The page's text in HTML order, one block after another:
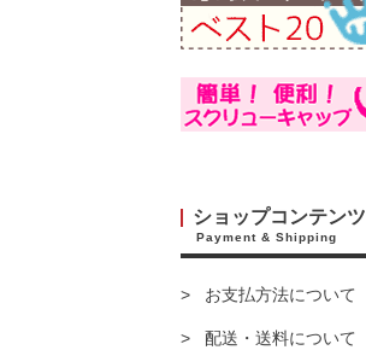
ショップコンテンツ
Payment & Shipping
お支払方法について
配送・送料について